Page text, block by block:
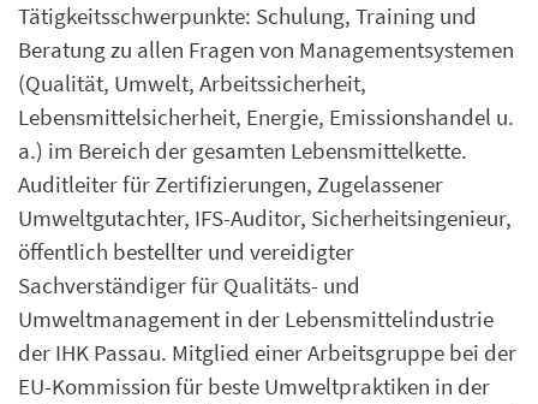
Tätigkeitsschwerpunkte: Schulung, Training und
Beratung zu allen Fragen von Managementsystemen
(Qualität, Umwelt, Arbeitssicherheit,
Lebensmittelsicherheit, Energie, Emissionshandel u.
a.) im Bereich der gesamten Lebensmittelkette.
Auditleiter für Zertifizierungen, Zugelassener
Umweltgutachter, IFS-Auditor, Sicherheitsingenieur,
öffentlich bestellter und vereidigter
Sachverständiger für Qualitäts- und
Umweltmanagement in der Lebensmittelindustrie
der IHK Passau. Mitglied einer Arbeitsgruppe bei der
EU-Kommission für beste Umweltpraktiken in der